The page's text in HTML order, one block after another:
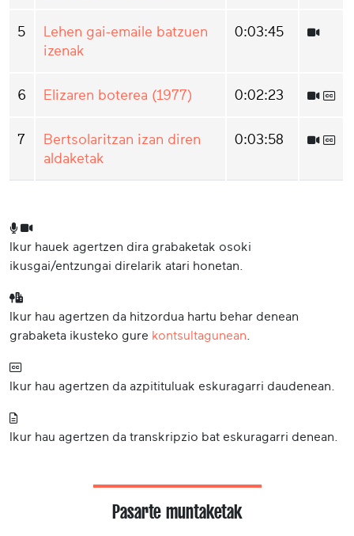
5
Lehen gai-emaile batzuen
izenak
0:03:45
6 Elizaren boterea (1977) 0:02:23
7
Bertsolaritzan izan diren
aldaketak
0:03:58
Ikur hauek agertzen dira grabaketak osoki
ikusgai/entzungai direlarik atari honetan.
Ikur hau agertzen da hitzordua hartu behar denean
grabaketa ikusteko gure kontsultagunean
Ikur hau agertzen da azpitituluak eskuragarri daudenean.
Ikur hau agertzen da transkripzio bat eskuragarri denean.
Pasarte muntaketak